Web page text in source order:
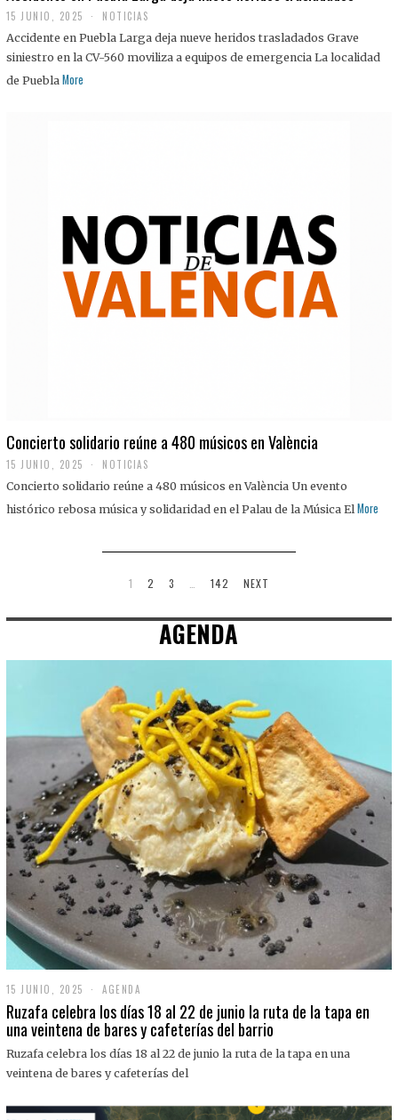
15 JUNIO, 2025 NOTICIAS
Accidente en Puebla Larga deja nueve heridos trasladados Grave
siniestro en la CV-560 moviliza a equipos de emergencia La localidad
de Puebla More
Concierto solidario reúne a 480 músicos en València
15 JUNIO, 2025 NOTICIAS
Concierto solidario reúne a 480 músicos en València Un evento
histórico rebosa música y solidaridad en el Palau de la Música El More
1 2 3 142 NEXT
AGENDA
15 JUNIO, 2025
J
U
I
O
0
AGENDA
Ruzafa celebra los días 18 al 22 de junio la ruta de la tapa en
una veintena de bares y cafeterías del barrio
Ruzafa celebra los días 18 al 22 de junio la ruta de la tapa en una
veintena de bares y cafeterías del